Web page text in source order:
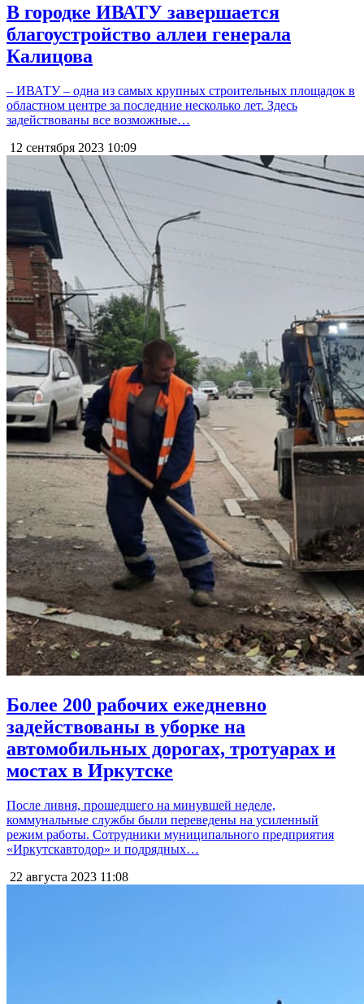
В городке ИВАТУ завершается
благоустройство аллеи генерала
Калицова
– ИВАТУ – одна из самых крупных строительных площадок в
областном центре за последние несколько лет. Здесь
задействованы все возможные…
12 сентября 2023 10:09
Более 200 рабочих ежедневно
задействованы в уборке на
автомобильных дорогах, тротуарах и
мостах в Иркутске
После ливня, прошедшего на минувшей неделе,
коммунальные службы были переведены на усиленный
режим работы. Сотрудники муниципального предприятия
«Иркутскавтодор» и подрядных…
22 августа 2023 11:08